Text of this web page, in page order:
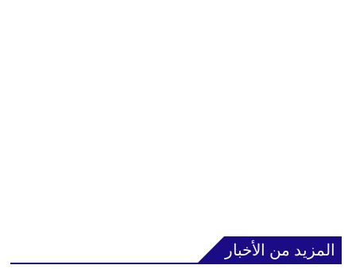
المزيد من الأخبار